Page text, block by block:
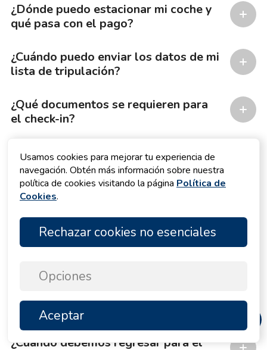
¿Dónde puedo estacionar mi coche y
qué pasa con el pago?
¿Cuándo puedo enviar los datos de mi
lista de tripulación?
¿Qué documentos se requieren para
el check-in?
¿Necesito una licencia de
navegación?
Si contrato un patrón, ¿quién paga por
los daños?
¿Cuándo comienza el check-in
pierdo las horas de check-in?
¿Cuándo debemos regresar para el
Usamos cookies para mejorar tu experiencia de
navegación. Obtén más información sobre nuestra
política de cookies visitando la página Política de
Cookies.
Rechazar cookies no esenciales
Opciones
Aceptar